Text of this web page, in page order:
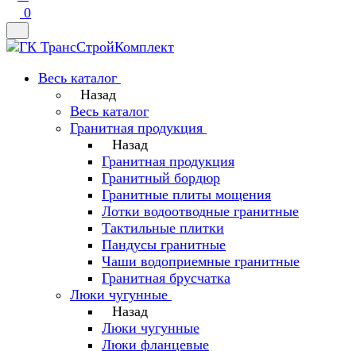
0
Весь каталог
Назад
Весь каталог
Гранитная продукция
Назад
Гранитная продукция
Гранитный бордюр
Гранитные плиты мощения
Лотки водоотводные гранитные
Тактильные плитки
Пандусы гранитные
Чаши водоприемные гранитные
Гранитная брусчатка
Люки чугунные
Назад
Люки чугунные
Люки фланцевые